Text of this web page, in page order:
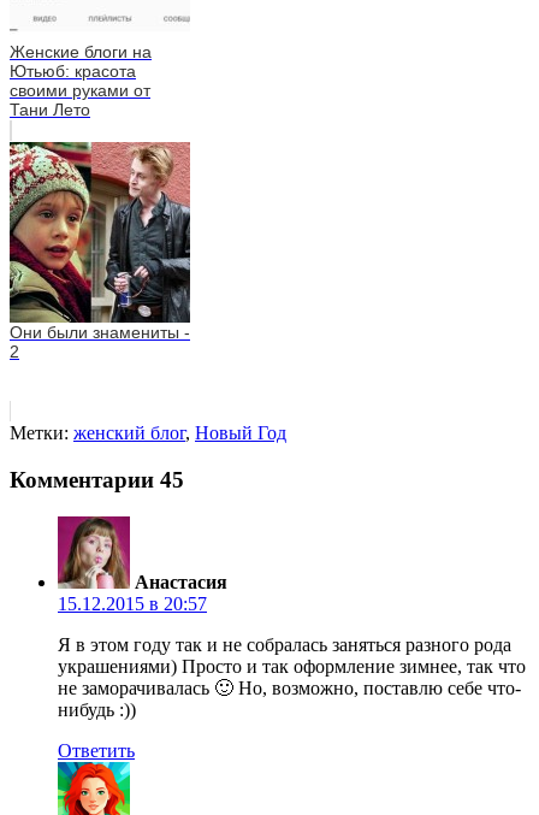
Женские блоги на
Ютьюб: красота
своими руками от
Тани Лето
Они были знамениты -
2
Метки: женский блог, Новый Год
Комментарии 45
Анастасия
15.12.2015 в 20:57
Я в этом году так и не собралась заняться разного рода
украшениями) Просто и так оформление зимнее, так что
не заморачивалась 🙂 Но, возможно, поставлю себе что-
нибудь :))
Ответить